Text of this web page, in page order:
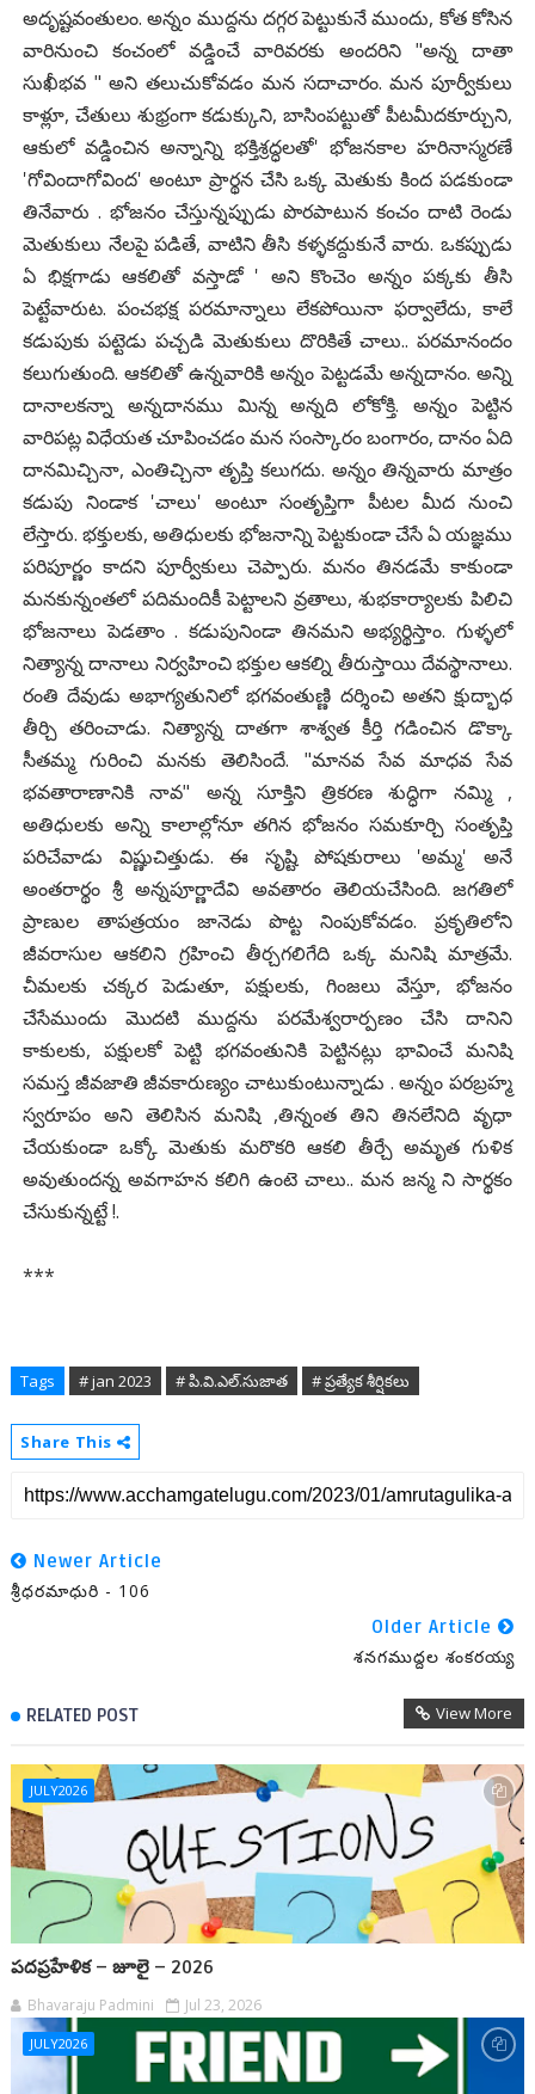
అదృష్టవంతులం. అన్నం ముద్దను దగ్గర పెట్టుకునే ముందు, కోత కోసిన
వారినుంచి కంచంలో వడ్డించే వారివరకు అందరిని "అన్న దాతా
సుఖీభవ " అని తలుచుకోవడం మన సదాచారం. మన పూర్వీకులు
కాళ్లూ, చేతులు శుభ్రంగా కడుక్కుని, బాసింపట్టుతో పీటమీదకూర్చుని,
ఆకులో వడ్డించిన అన్నాన్ని భక్తిశ్రద్ధలతో' భోజనకాల హరినాస్మరణే
'గోవిందాగోవింద' అంటూ ప్రార్థన చేసి ఒక్క మెతుకు కింద పడకుండా
తినేవారు . భోజనం చేస్తున్నప్పుడు పొరపాటున కంచం దాటి రెండు
మెతుకులు నేలపై పడితే, వాటిని తీసి కళ్ళకద్దుకునే వారు. ఒకప్పుడు
ఏ భిక్షగాడు ఆకలితో వస్తాడో ' అని కొంచెం అన్నం పక్కకు తీసి
పెట్టేవారుట. పంచభక్ష పరమాన్నాలు లేకపోయినా ఫర్వాలేదు, కాలే
కడుపుకు పట్టెడు పచ్చడి మెతుకులు దొరికితే చాలు.. పరమానందం
కలుగుతుంది. ఆకలితో ఉన్నవారికి అన్నం పెట్టడమే అన్నదానం. అన్ని
దానాలకన్నా అన్నదానము మిన్న అన్నది లోకోక్తి. అన్నం పెట్టిన
వారిపట్ల విధేయత చూపించడం మన సంస్కారం బంగారం, దానం ఏది
దానమిచ్చినా, ఎంతిచ్చినా తృప్తి కలుగదు. అన్నం తిన్నవారు మాత్రం
కడుపు నిండాక 'చాలు' అంటూ సంతృప్తిగా పీటల మీద నుంచి
లేస్తారు. భక్తులకు, అతిధులకు భోజనాన్ని పెట్టకుండా చేసే ఏ యజ్ఞము
పరిపూర్ణం కాదని పూర్వీకులు చెప్పారు. మనం తినడమే కాకుండా
మనకున్నంతలో పదిమందికీ పెట్టాలని వ్రతాలు, శుభకార్యాలకు పిలిచి
భోజనాలు పెడతాం . కడుపునిండా తినమని అభ్యర్థిస్తాం. గుళ్ళలో
నిత్యాన్న దానాలు నిర్వహించి భక్తుల ఆకల్ని తీరుస్తాయి దేవస్థానాలు.
రంతి దేవుడు అభాగ్యతునిలో భగవంతుణ్ణి దర్శించి అతని క్షుద్భాధ
తీర్చి తరించాడు. నిత్యాన్న దాతగా శాశ్వత కీర్తి గడించిన డొక్కా
సీతమ్మ గురించి మనకు తెలిసిందే. "మానవ సేవ మాధవ సేవ
భవతారాణానికి నావ" అన్న సూక్తిని త్రికరణ శుద్ధిగా నమ్మి ,
అతిధులకు అన్ని కాలాల్లోనూ తగిన భోజనం సమకూర్చి సంతృప్తి
పరిచేవాడు విష్ణుచిత్తుడు. ఈ సృష్టి పోషకురాలు 'అమ్మ' అనే
అంతరార్థం శ్రీ అన్నపూర్ణాదేవి అవతారం తెలియచేసింది. జగతిలో
ప్రాణుల తాపత్రయం జానెడు పొట్ట నింపుకోవడం. ప్రకృతిలోని
జీవరాసుల ఆకలిని గ్రహించి తీర్చగలిగేది ఒక్క మనిషి మాత్రమే.
చీమలకు చక్కర పెడుతూ, పక్షులకు, గింజలు వేస్తూ, భోజనం
చేసేముందు మొదటి ముద్దను పరమేశ్వరార్పణం చేసి దానిని
కాకులకు, పక్షులకో పెట్టి భగవంతునికి పెట్టినట్లు భావించే మనిషి
సమస్త జీవజాతి జీవకారుణ్యం చాటుకుంటున్నాడు . అన్నం పరబ్రహ్మ
స్వరూపం అని తెలిసిన మనిషి ,తిన్నంత తిని తినలేనిది వృధా
చేయకుండా ఒక్కో మెతుకు మరొకరి ఆకలి తీర్చే అమృత గుళిక
అవుతుందన్న అవగాహన కలిగి ఉంటె చాలు.. మన జన్మ ని సార్థకం
చేసుకున్నట్టే !.
***
Tags # jan 2023 # పి.వి.ఎల్.సుజాత # ప్రత్యేక శీర్షికలు
Share This
Newer Article
శ్రీధరమాధురి - 106
Older Article
శనగముద్దల శంకరయ్య
RELATED POST View More
JULY2026
పదప్రహేళిక – జూలై – 2026
Bhavaraju Padmini Jul 23, 2026
JULY2026